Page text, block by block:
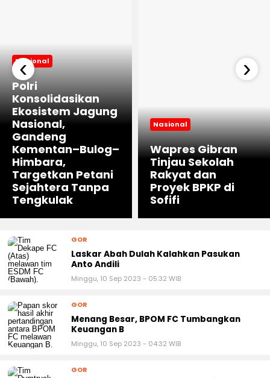
Nasional
Polri
Konsolidasikan
Ekosistem Jagung
Nasional,
Gandeng
Kementan–Bulog–
Himbara,
Targetkan Petani
Sejahtera Tanpa
Tengkulak
Nasional
Wapres Gibran
Tinjau Sekolah
Rakyat dan
Proyek BPKP di
Sofifi
‹ ›
GOR
Laskar Abah Dulah Kalahkan Pasukan
Anto Andili
Minggu, 10 Sep 2023 - 05:32 WIB
GOR
Menang Besar, BPOM FC Tumbangkan
Keuangan B
Minggu, 10 Sep 2023 - 04:32 WIB
GOR